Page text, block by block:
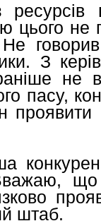
цього не
Не
З
не
пасу,
штаб.